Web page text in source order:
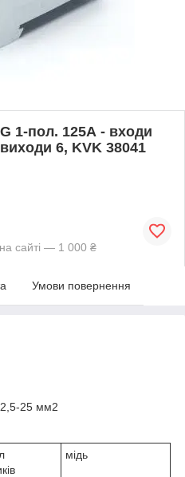
1-пол. 125А - входи
6, KVK 38041
сайті — 1 000 ₴
Умови повернення
2,5-25 мм2
мідь